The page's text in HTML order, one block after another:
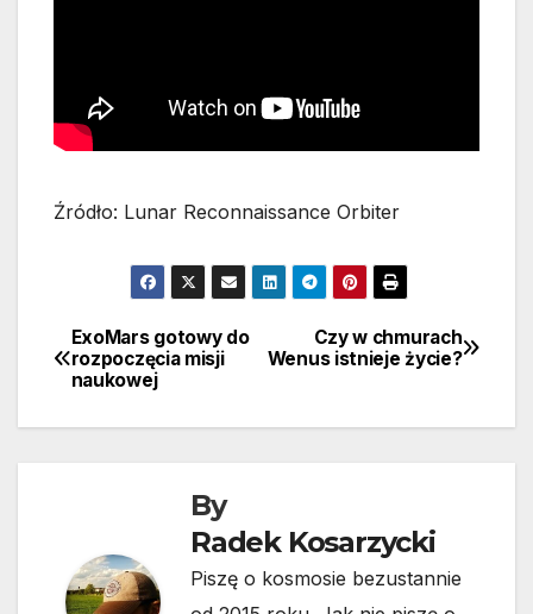
Źródło: Lunar Reconnaissance Orbiter
Nawigacja
wpisu
Czy w chmurach
Wenus istnieje życie?
ExoMars gotowy do
rozpoczęcia misji
naukowej
By
Radek Kosarzycki
Piszę o kosmosie bezustannie